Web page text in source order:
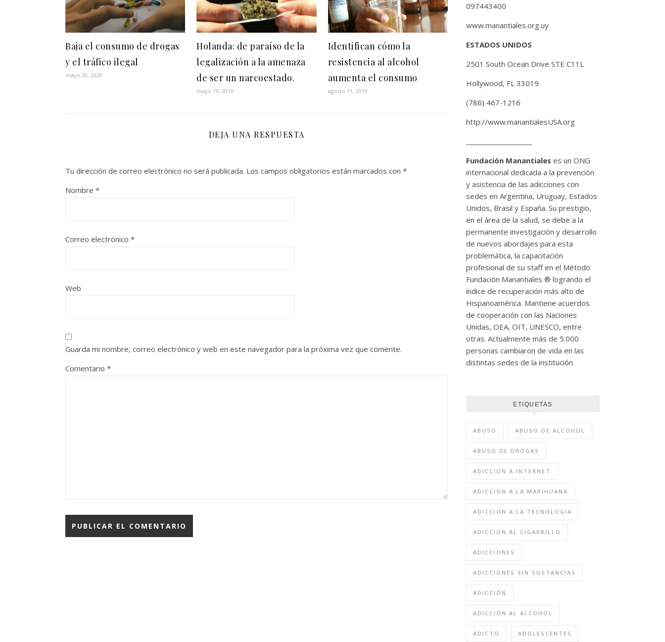
Baja el consumo de drogas
y el tráfico ilegal
mayo 20, 2020
Holanda: de paraíso de la
legalización a la amenaza
de ser un narcoestado.
mayo 19, 2019
Identifican cómo la
resistencia al alcohol
aumenta el consumo
agosto 11, 2019
DEJA UNA RESPUESTA
Tu dirección de correo electrónico no será publicada. Los campos obligatorios están marcados con *
Nombre *
Correo electrónico *
Web
Guarda mi nombre, correo electrónico y web en este navegador para la próxima vez que comente.
Comentario *
097443400
www.manantiales.org.uy
ESTADOS UNIDOS
2501 South Ocean Drive STE C11L
Hollywood, FL 33019
(786) 467-1216
http://www.manantialesUSA.org
Fundación Manantiales es un ONG
internacional dedicada a la prevención
y asistencia de las adicciones con
sedes en Argentina, Uruguay, Estados
Unidos, Brasil y España. Su prestigio,
en el área de la salud, se debe a la
permanente investigación y desarrollo
de nuevos abordajes para esta
problemática, la capacitación
profesional de su staff en el Método
Fundación Manantiales ® logrando el
índice de recuperación más alto de
Hispanoamérica. Mantiene acuerdos
de cooperación con las Naciones
Unidas, OEA, OIT, UNESCO, entre
otras. Actualmente más de 5.000
personas cambiaron de vida en las
distintas sedes de la institución.
ETIQUETAS
ABUSO ABUSO DE ALCOHOL
ABUSO DE DROGAS
ADICCION A INTERNET
ADICCION A LA MARIHUANA
ADICCION A LA TECNOLOGIA
ADICCION AL CIGARRILLO
ADICCIONES
ADICCIONES SIN SUSTANCIAS
ADICCIÓN
ADICCIÓN AL ALCOHOL
ADICTO ADOLESCENTES